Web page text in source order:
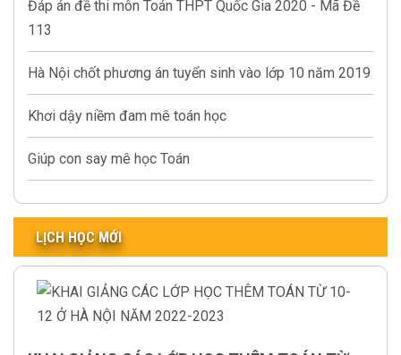
Đáp án đề thi môn Toán THPT Quốc Gia 2020 - Mã Đề
113
Hà Nội chốt phương án tuyển sinh vào lớp 10 năm 2019
Khơi dậy niềm đam mê toán học
Giúp con say mê học Toán
LỊCH HỌC MỚI